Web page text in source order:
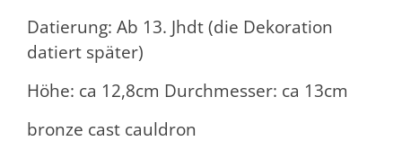
Datierung: Ab 13. Jhdt (die Dekoration
datiert später)
Höhe: ca 12,8cm Durchmesser: ca 13cm
bronze cast cauldron